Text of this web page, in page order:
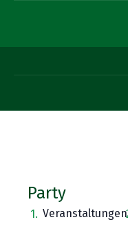
Party
Veranstaltungen